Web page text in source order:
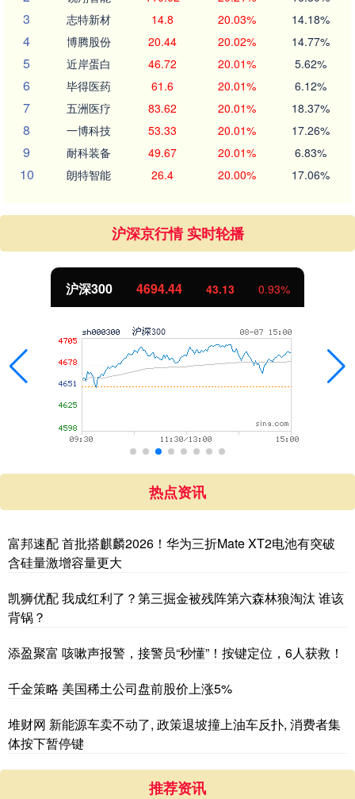
3 志特新材 14.8 20.03% 14.18%
4 博腾股份 20.44 20.02% 14.77%
5 近岸蛋白 46.72 20.01% 5.62%
6 毕得医药 61.6 20.01% 6.12%
7 五洲医疗 83.62 20.01% 18.37%
8 一博科技 53.33 20.01% 17.26%
9 耐科装备 49.67 20.01% 6.83%
10 朗特智能 26.4 20.00% 17.06%
沪深京行情 实时轮播
北证50 1134.24 11.37 1.01%
热点资讯
富邦速配 首批搭麒麟2026！华为三折Mate XT2电池有突破
含硅量激增容量更大
凯狮优配 我成红利了？第三掘金被残阵第六森林狼淘汰 谁该
背锅？
添盈聚富 咳嗽声报警，接警员“秒懂”！按键定位，6人获救！
千金策略 美国稀土公司盘前股价上涨5%
堆财网 新能源车卖不动了, 政策退坡撞上油车反扑, 消费者集
体按下暂停键
推荐资讯